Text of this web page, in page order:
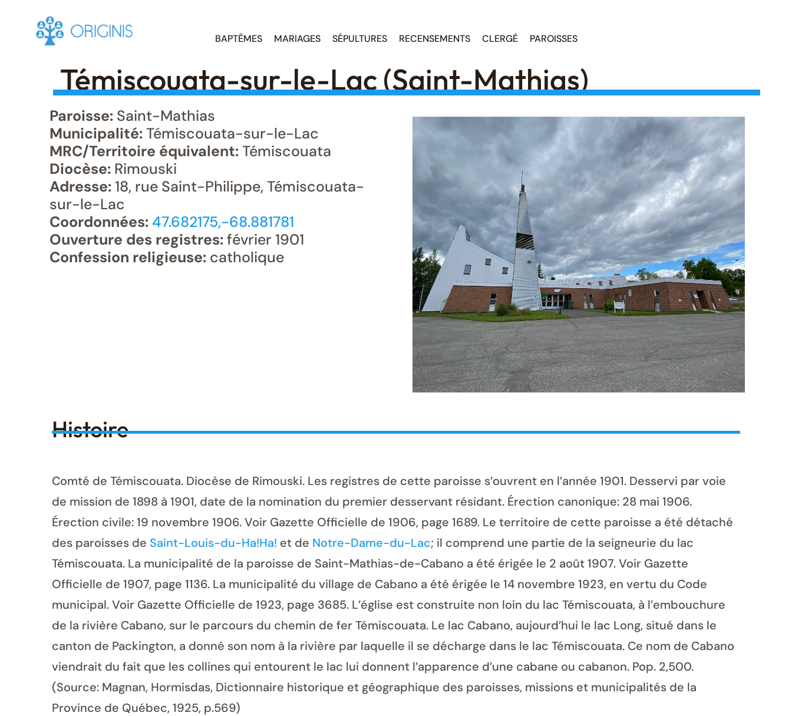
BAPTÊMES MARIAGES SÉPULTURES RECENSEMENTS CLERGÉ PAROISSES
Témiscouata-sur-le-Lac (Saint-Mathias)
Paroisse: Saint-Mathias
Municipalité:Témiscouata-sur-le-Lac
MRC/Territoire équivalent:Témiscouata
Diocèse: Rimouski
Adresse:18, rue Saint-Philippe, Témiscouata-
sur-le-Lac
Coordonnées: 47.682175,-68.881781
Ouverture des registres:février 1901
Confession religieuse: catholique
Histoire
Comté de Témiscouata. Diocèse de Rimouski. Les registres de cette paroisse s’ouvrent en l’année 1901. Desservi par voie
de mission de 1898 à 1901, date de la nomination du premier desservant résidant. Érection canonique: 28 mai 1906.
Érection civile: 19 novembre 1906. Voir Gazette Officielle de 1906, page 1689. Le territoire de cette paroisse a été détaché
des paroisses de Saint-Louis-du-Ha!Ha! et de Notre-Dame-du-Lac; il comprend une partie de la seigneurie du lac
Témiscouata. La municipalité de la paroisse de Saint-Mathias-de-Cabano a été érigée le 2 août 1907. Voir Gazette
Officielle de 1907, page 1136. La municipalité du village de Cabano a été érigée le 14 novembre 1923, en vertu du Code
municipal. Voir Gazette Officielle de 1923, page 3685. L’église est construite non loin du lac Témiscouata, à l’embouchure
de la rivière Cabano, sur le parcours du chemin de fer Témiscouata. Le lac Cabano, aujourd’hui le lac Long, situé dans le
canton de Packington, a donné son nom à la rivière par laquelle il se décharge dans le lac Témiscouata. Ce nom de Cabano
viendrait du fait que les collines qui entourent le lac lui donnent l’apparence d’une cabane ou cabanon. Pop. 2,500.
(Source: Magnan, Hormisdas, Dictionnaire historique et géographique des paroisses, missions et municipalités de la
Province de Québec, 1925, p.569)